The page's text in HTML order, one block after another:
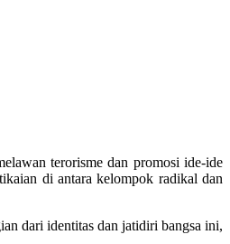
terorisme dan promosi ide-ide
di antara kelompok radikal dan
dari identitas dan jatidiri bangsa ini,